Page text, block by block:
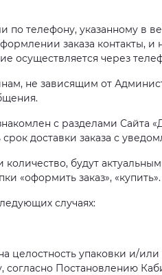
по телефону, указанному в
заказа контакты, и
осуществляется через
не зависящим от
с разделами Сайта
доставки заказа с
будут
«оформить заказ», «купить».
случаях:
целостность упаковки и/или
согласно Постановлению